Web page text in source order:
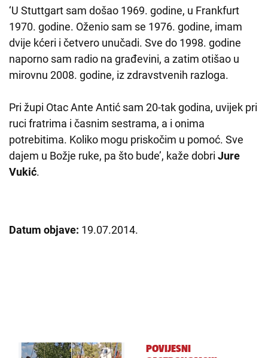
‘U Stuttgart sam došao 1969. godine, u Frankfurt
1970. godine. Oženio sam se 1976. godine, imam
dvije kćeri i četvero unučadi. Sve do 1998. godine
naporno sam radio na građevini, a zatim otišao u
mirovnu 2008. godine, iz zdravstvenih razloga.
Pri župi Otac Ante Antić sam 20-tak godina, uvijek pri
ruci fratrima i časnim sestrama, a i onima
potrebitima. Koliko mogu priskočim u pomoć. Sve
dajem u Božje ruke, pa što bude’, kaže dobri Jure
Vukić.
Datum objave: 19.07.2014.
POVIJESNI